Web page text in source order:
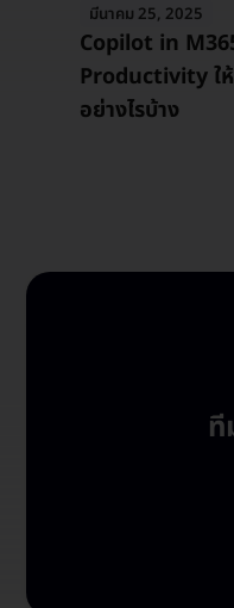
มีนาคม 25, 2025
Copilot in
Productivity ใ
อย่างไรบ้าง